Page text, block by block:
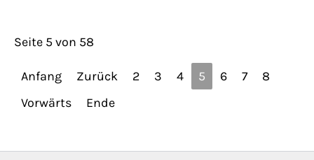
Seite 5 von 58
Anfang Zurück 2 3 4 5 6 7
8
Vorwärts
Ende